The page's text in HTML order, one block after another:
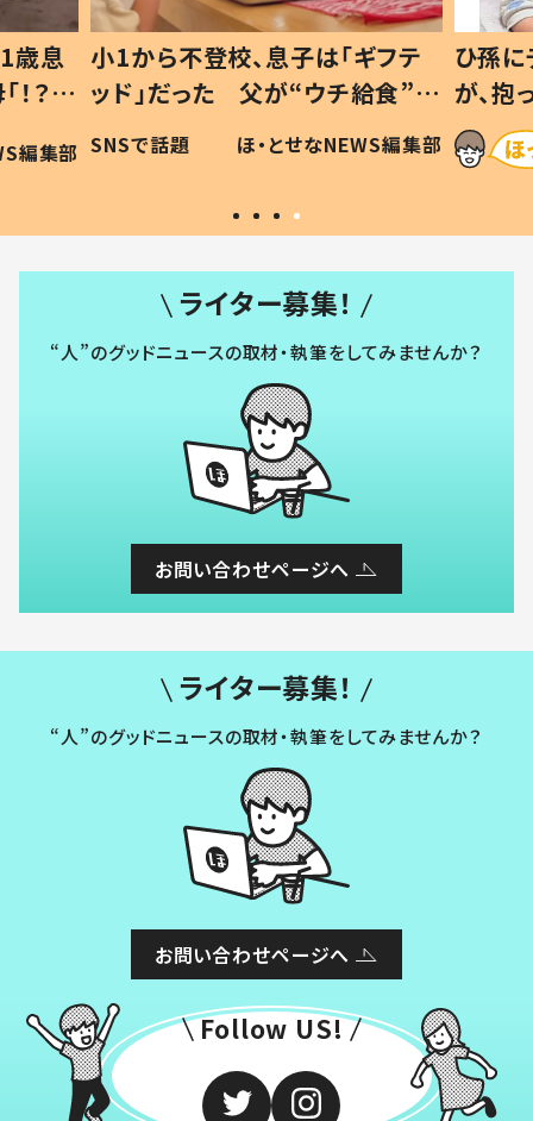
歳息
？」
編集部
小1から不登校、息子は「ギフテ
ッド」だった 父が“ウチ給食”を
作り続ける理由とは #令和の親
#令和の子
SNSで話題 ほ・とせなNEWS編集部
ひ孫
が、
「涙が
い」
ライター募集！
“人”のグッドニュースの取材・執筆をしてみませんか？
お問い合わせページへ
ライター募集！
“人”のグッドニュースの取材・執筆をしてみませんか？
お問い合わせページへ
Follow US!